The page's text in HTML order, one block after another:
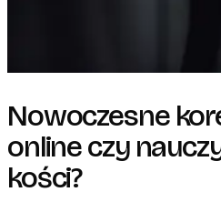
Nowoczesne
online czy
kości?